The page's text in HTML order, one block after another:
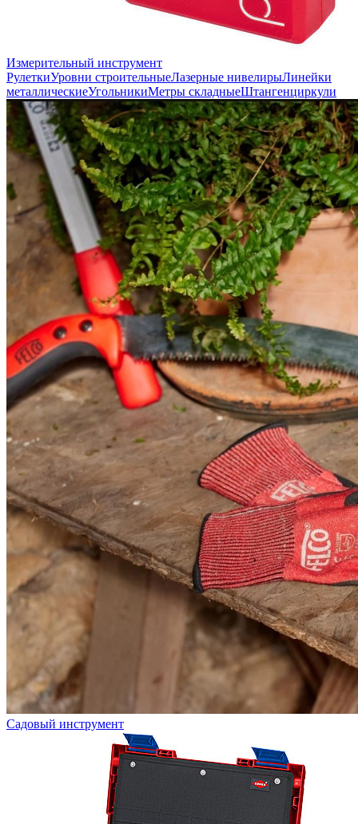
Измерительный инструмент
РулеткиУровни строительныеЛазерные нивелирыЛинейки
металлическиеУгольникиМетры складныеШтангенциркули
Садовый инструмент